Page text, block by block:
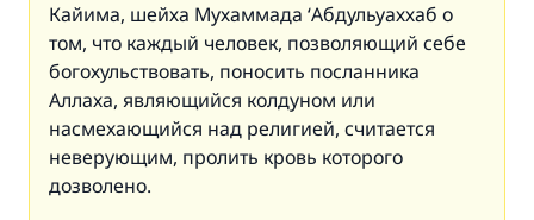
Кайима, шейха Мухаммада ‘Абдульуаххаб о
том, что каждый человек, позволяющий себе
богохульствовать, поносить посланника
Аллаха, являющийся колдуном или
насмехающийся над религией, считается
неверующим, пролить кровь которого
дозволено.